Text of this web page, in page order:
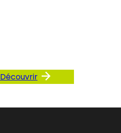
Découvrir